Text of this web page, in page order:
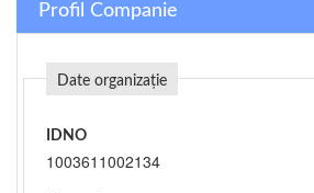
Profil Companie
Date organizație
IDNO
1003611002134